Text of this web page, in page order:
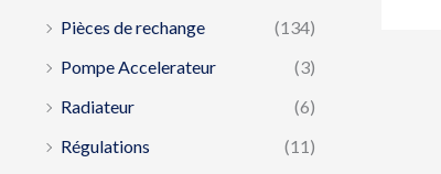
Pièces de rechange
(134)
Pompe Accelerateur
(3)
Radiateur
(6)
Régulations
(11)